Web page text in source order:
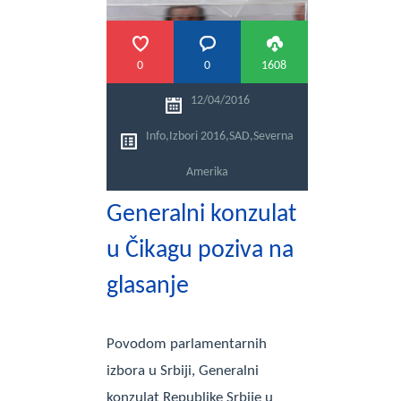
0 0 1608
12/04/2016
Info,Izbori 2016,SAD,Severna
Amerika
Generalni konzulat
u Čikagu poziva na
glasanje
Povodom parlamentarnih
izbora u Srbiji, Generalni